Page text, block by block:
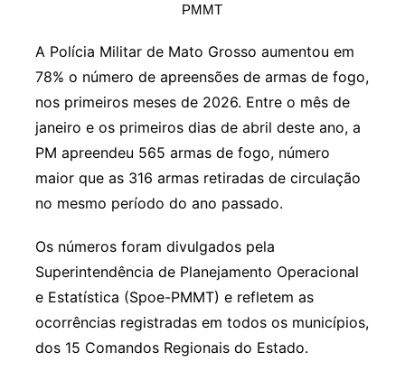
PMMT
A Polícia Militar de Mato Grosso aumentou em
78% o número de apreensões de armas de fogo,
nos primeiros meses de 2026. Entre o mês de
janeiro e os primeiros dias de abril deste ano, a
PM apreendeu 565 armas de fogo, número
maior que as 316 armas retiradas de circulação
no mesmo período do ano passado.
Os números foram divulgados pela
Superintendência de Planejamento Operacional
e Estatística (Spoe-PMMT) e refletem as
ocorrências registradas em todos os municípios,
dos 15 Comandos Regionais do Estado.